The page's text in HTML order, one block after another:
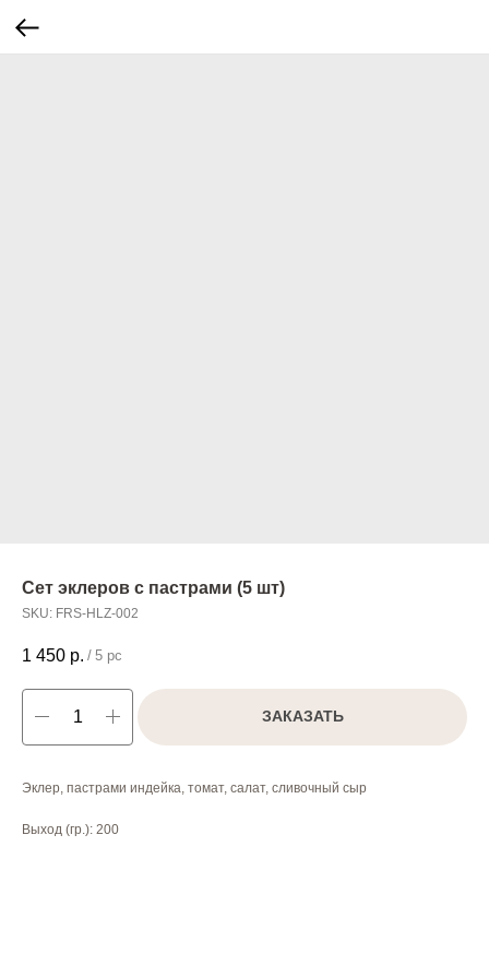
Сет эклеров с пастрами (5 шт)
SKU: FRS-HLZ-002
1 450 р. / 5 pc
ЗАКАЗАТЬ
Эклер, пастрами индейка, томат, салат, сливочный сыр
Выход (гр.): 200